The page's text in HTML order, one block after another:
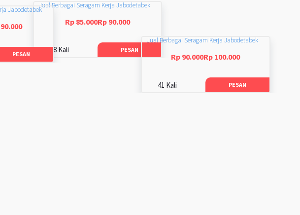
Jual Berbagai Seragam Kerja Jabodetabek
Rp 85.000Rp 90.000
48 Kali PESAN
Jabodetabek
PESAN
Jual Berbagai Seragam Kerja Jabodetabek
Rp 90.000Rp 100.000
41 Kali PESAN